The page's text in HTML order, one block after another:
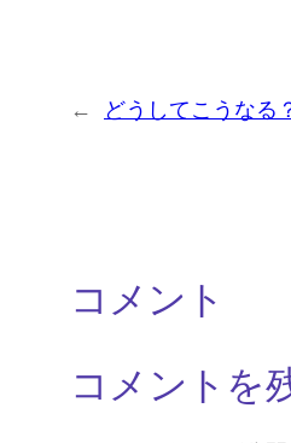
← どうしてこうなる
コメント
コメントを